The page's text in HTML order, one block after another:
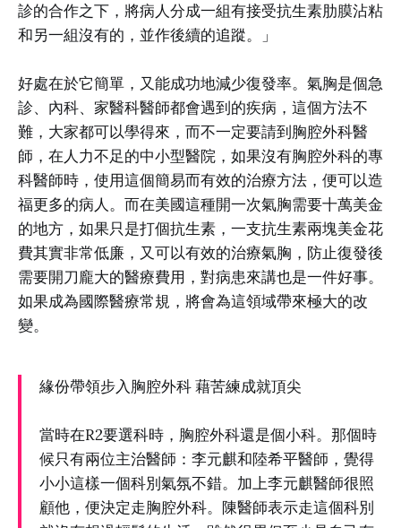
診的合作之下，將病人分成一組有接受抗生素肋膜沾粘
和另一組沒有的，並作後續的追蹤。」
好處在於它簡單，又能成功地減少復發率。氣胸是個急
診、內科、家醫科醫師都會遇到的疾病，這個方法不
難，大家都可以學得來，而不一定要請到胸腔外科醫
師，在人力不足的中小型醫院，如果沒有胸腔外科的專
科醫師時，使用這個簡易而有效的治療方法，便可以造
福更多的病人。而在美國這種開一次氣胸需要十萬美金
的地方，如果只是打個抗生素，一支抗生素兩塊美金花
費其實非常低廉，又可以有效的治療氣胸，防止復發後
需要開刀龐大的醫療費用，對病患來講也是一件好事。
如果成為國際醫療常規，將會為這領域帶來極大的改
變。
緣份帶領步入胸腔外科 藉苦練成就頂尖
當時在R2要選科時，胸腔外科還是個小科。那個時
候只有兩位主治醫師：李元麒和陸希平醫師，覺得
小小這樣一個科別氣氛不錯。加上李元麒醫師很照
顧他，便決定走胸腔外科。陳醫師表示走這個科別